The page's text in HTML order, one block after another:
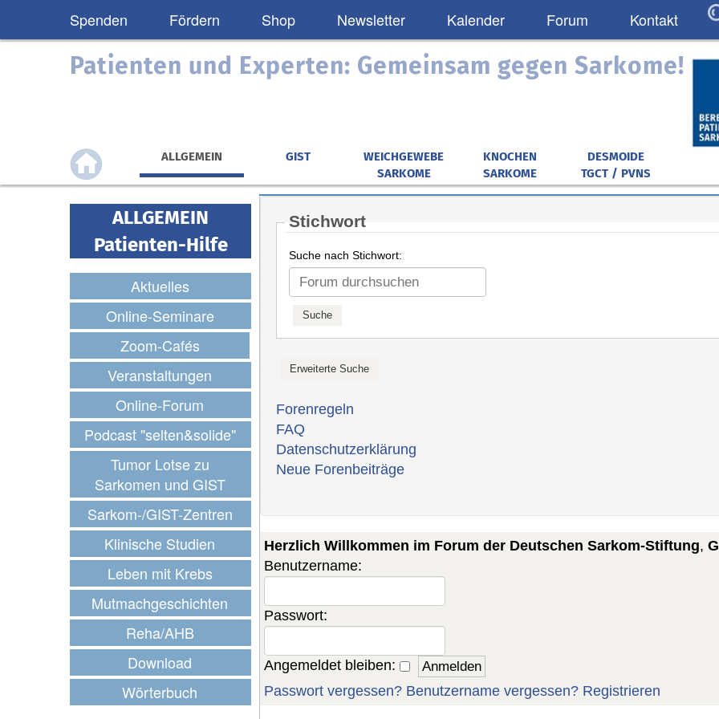
Spenden Fördern Shop Newsletter Kalender Forum Kontakt
Patienten und Experten: Gemeinsam gegen Sarkome!
ALLGEMEIN GIST
WEICHGEWEBE
SARKOME
KNOCHEN
SARKOME
DESMOIDE
TGCT / PVNS
ALLGEMEIN
Patienten-Hilfe
Aktuelles
Online-Seminare
Zoom-Cafés
Veranstaltungen
Online-Forum
Podcast "selten&solide"
Tumor Lotse zu
Sarkomen und GIST
Sarkom-/GIST-Zentren
Klinische Studien
Leben mit Krebs
Mutmachgeschichten
Reha/AHB
Download
Wörterbuch
Stichwort
Suche nach Stichwort:
Forenregeln
FAQ
Datenschutzerklärung
Neue Forenbeiträge
Herzlich Willkommen im Forum der Deutschen Sarkom-Stiftung,
Benutzername:
Passwort:
Angemeldet bleiben:
Passwort vergessen? Benutzername vergessen? Registrieren